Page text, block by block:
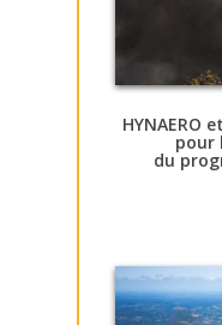
HYNAERO
pour
du